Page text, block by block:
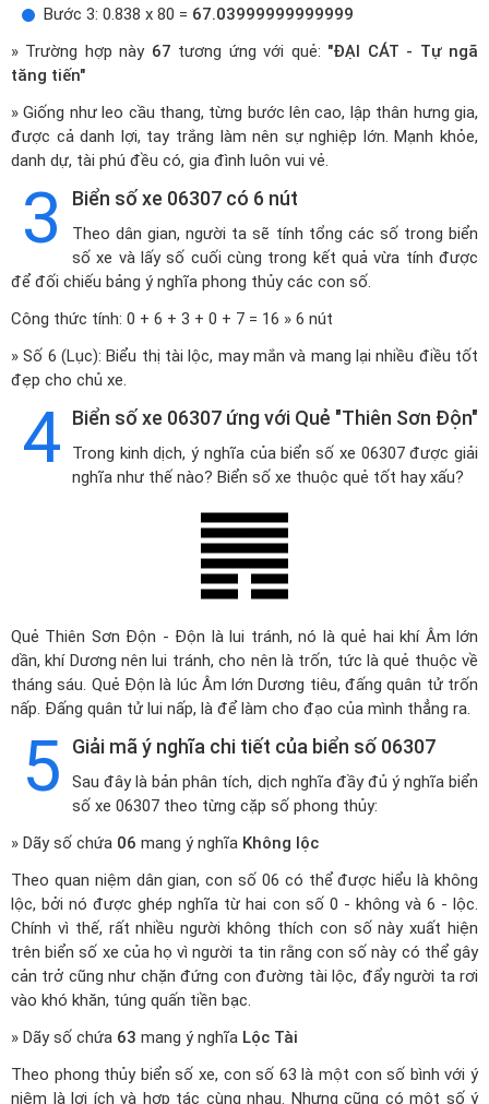
Bước 3: 0.838 x 80 = 67.03999999999999
» Trường hợp này 67 tương ứng với quẻ: "ĐẠI CÁT - Tự ngã
tăng tiến"
» Giống như leo cầu thang, từng bước lên cao, lập thân hưng gia,
được cả danh lợi, tay trắng làm nên sự nghiệp lớn. Mạnh khỏe,
danh dự, tài phú đều có, gia đình luôn vui vẻ.
3 Biển số xe 06307 có 6 nút
Theo dân gian, người ta sẽ tính tổng các số trong biển
số xe và lấy số cuối cùng trong kết quả vừa tính được
để đối chiếu bảng ý nghĩa phong thủy các con số.
Công thức tính: 0 + 6 + 3 + 0 + 7 = 16 » 6 nút
» Số 6 (Lục): Biểu thị tài lộc, may mắn và mang lại nhiều điều tốt
đẹp cho chủ xe.
4 Biển số xe 06307 ứng với Quẻ "Thiên Sơn Độn"
Trong kinh dịch, ý nghĩa của biển số xe 06307 được giải
nghĩa như thế nào? Biển số xe thuộc quẻ tốt hay xấu?
Quẻ Thiên Sơn Độn - Độn là lui tránh, nó là quẻ hai khí Âm lớn
dần, khí Dương nên lui tránh, cho nên là trốn, tức là quẻ thuộc về
tháng sáu. Quẻ Độn là lúc Âm lớn Dương tiêu, đấng quân tử trốn
nấp. Đấng quân tử lui nấp, là để làm cho đạo của mình thẳng ra.
5 Giải mã ý nghĩa chi tiết của biển số 06307
Sau đây là bản phân tích, dịch nghĩa đầy đủ ý nghĩa biển
số xe 06307 theo từng cặp số phong thủy:
» Dãy số chứa 06 mang ý nghĩa Không lộc
Theo quan niệm dân gian, con số 06 có thể được hiểu là không
lộc, bởi nó được ghép nghĩa từ hai con số 0 - không và 6 - lộc.
Chính vì thế, rất nhiều người không thích con số này xuất hiện
trên biển số xe của họ vì người ta tin rằng con số này có thể gây
cản trở cũng như chặn đứng con đường tài lộc, đẩy người ta rơi
vào khó khăn, túng quấn tiền bạc.
» Dãy số chứa 63 mang ý nghĩa Lộc Tài
Theo phong thủy biển số xe, con số 63 là một con số bình với ý
niệm là lợi ích và hợp tác cùng nhau. Nhưng cũng có một số ý